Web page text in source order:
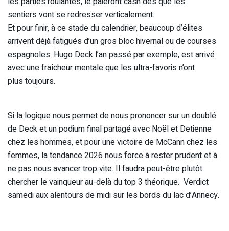
sentiers vont se redresser verticalement.
Et pour finir, à ce stade du calendrier, beaucoup d’élites
arrivent déjà fatigués d’un gros bloc hivernal ou de courses
espagnoles. Hugo Deck l’an passé par exemple, est arrivé
avec une fraîcheur mentale que les ultra-favoris n’ont
plus toujours.
Si la logique nous permet de nous prononcer sur un doublé
de Deck et un podium final partagé avec Noël et Detienne
chez les hommes, et pour une victoire de McCann chez les
femmes, la tendance 2026 nous force à rester prudent et à
ne pas nous avancer trop vite. Il faudra peut-être plutôt
chercher le vainqueur au-delà du top 3 théorique. Verdict
samedi aux alentours de midi sur les bords du lac d’Annecy.